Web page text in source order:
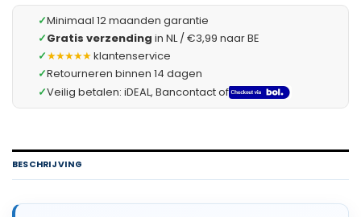
✓Minimaal 12 maanden garantie
✓Gratis verzending in NL / €3,99 naar BE
✓★★★★★klantenservice
✓Retourneren binnen 14 dagen
✓Veilig betalen: iDEAL, Bancontact of
BESCHRIJVING